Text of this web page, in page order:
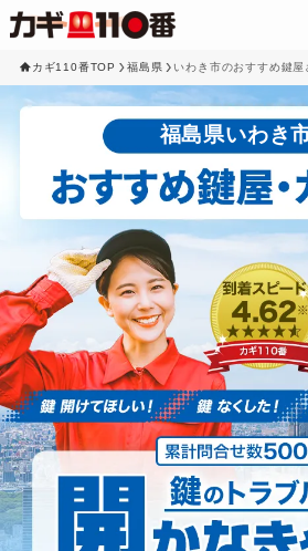
カギ110番TOP 福島県 いわき市のおすすめ鍵屋
福島県いわき